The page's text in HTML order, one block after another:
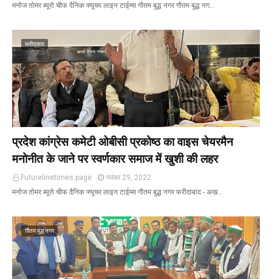
मनोज तोमर ब्यूरो चीफ दैनिक फ्यूचर लाइन टाईम्स गौतम बुद्ध नगर गौतम बुद्ध नग…
फरीदाबाद
प्रदेश कांग्रेस कमेटी ओबीसी प्रकोष्ठ का वाइस चेयरमैन
मनोनीत के जाने पर स्वर्णकार समाज में खुशी की लहर
Futurelinetimes.page
नवंबर 29, 2022
मनोज तोमर ब्यूरो चीफ दैनिक फ्यूचर लाइन टाईम्स गौतम बुद्ध नगर फरीदाबाद - अख…
गौतम बुद्ध नगर